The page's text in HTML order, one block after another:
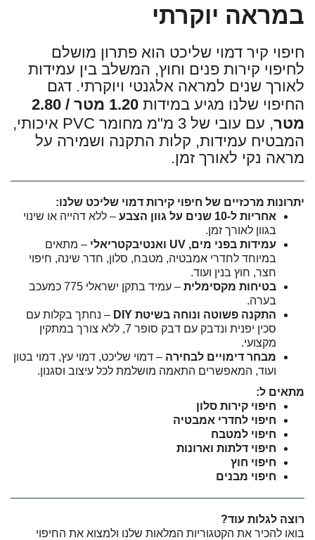
במראה יוקרתי
חיפוי קיר דמוי שליכט הוא פתרון מושלם
לחיפוי קירות פנים וחוץ, המשלב בין עמידות
לאורך שנים למראה אלגנטי ויוקרתי. דגם
החיפוי שלנו מגיע במידות
1.20 מטר / 2.80
מטר
, עם עובי של 3 מ"מ מחומר PVC איכותי,
המבטיח עמידות, קלות התקנה ושמירה על
מראה נקי לאורך זמן.
יתרונות מרכזיים של חיפוי קירות דמוי שליכט שלנו:
אחריות ל-10 שנים על גוון הצבע
– ללא דהייה או שינוי
בגוון לאורך זמן.
עמידות בפני מים, UV ואנטיבקטריאלי
– מתאים
במיוחד לחדרי אמבטיה, מטבח, סלון, חדר שינה, חיפוי
חצר, חוץ בנין ועוד.
בטיחות מקסימלית
– עמיד בתקן ישראלי 775 כמעכב
בערה.
התקנה פשוטה ונוחה בשיטת DIY
– נחתך בקלות עם
סכין יפנית ונדבק עם דבק סופר 7, ללא צורך במתקין
מקצועי.
מבחר דימויים לבחירה – דמוי שליכט, דמוי עץ, דמוי בטון
ועוד, המאפשרים התאמה מושלמת לכל עיצוב וסגנון.
מתאים ל:
חיפוי קירות סלון
חיפוי לחדרי אמבטיה
חיפוי למטבח
חיפוי דלתות וארונות
חיפוי חוץ
חיפוי מבנים
רוצה לגלות עוד?
בואו להכיר את הקטגוריות המלאות שלנו ולמצוא את החיפוי